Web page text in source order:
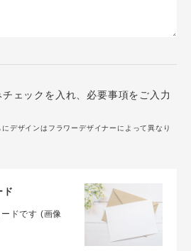
ェックを入れ、必要事項をご入力
デザインはフラワーデザイナーによって異なり
ド
ドです (画像